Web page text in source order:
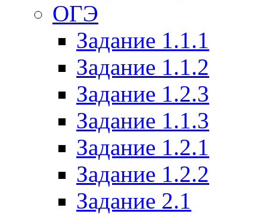
ОГЭ
Задание 1.1.1
Задание 1.1.2
Задание 1.2.3
Задание 1.1.3
Задание 1.2.1
Задание 1.2.2
Задание 2.1